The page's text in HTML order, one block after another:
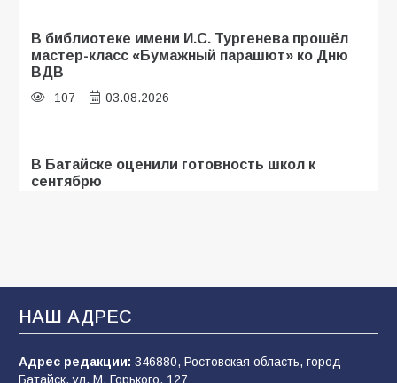
В библиотеке имени И.С. Тургенева прошёл
мастер-класс «Бумажный парашют» ко Дню
ВДВ
107 03.08.2026
В Батайске оценили готовность школ к
сентябрю
образовательного кластера
101 05.08.2026
НАШ АДРЕС
Адрес редакции: 346880, Ростовская область, город
Батайск, ул. М. Горького, 127